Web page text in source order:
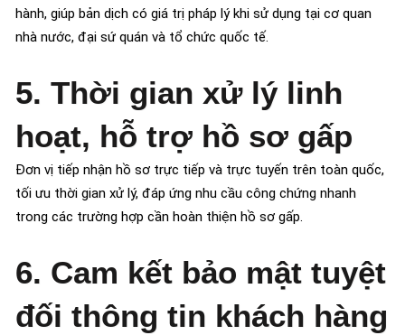
hành, giúp bản dịch có giá trị pháp lý khi sử dụng tại cơ quan
nhà nước, đại sứ quán và tổ chức quốc tế.
5. Thời gian xử lý linh
hoạt, hỗ trợ hồ sơ gấp
Đơn vị tiếp nhận hồ sơ trực tiếp và trực tuyến trên toàn quốc,
tối ưu thời gian xử lý, đáp ứng nhu cầu công chứng nhanh
trong các trường hợp cần hoàn thiện hồ sơ gấp.
6. Cam kết bảo mật tuyệt
đối thông tin khách hàng